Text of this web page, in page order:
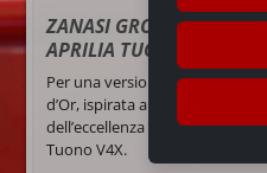
ZANASI GROUP
APRILIA TUONO V4X,
Per una versione così
d’Or, ispirata alla Aprilia RSV
dell’eccellenza espressa dal
Tuono V4X.